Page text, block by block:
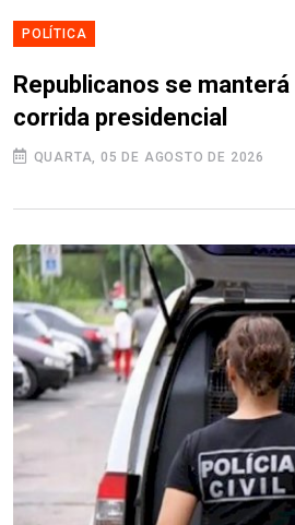
POLÍTICA
Republicanos se
corrida presidencial
QUARTA, 05 DE AGOSTO DE 2026